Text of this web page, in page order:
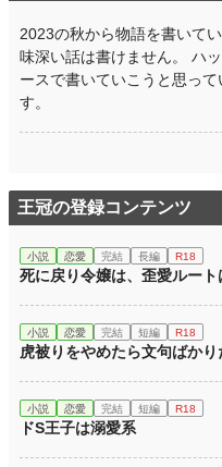
2023の秋から物語を書いて
味深い話は書けません。 ハ
ースで書いていこうと思っ
す。
王冠の登録コンテンツ
小説 恋愛 完結 長編 R18
死に戻り令嬢は、歪愛ルー
小説 恋愛 完結 短編 R18
虎被りをやめたら文句ばか
小説 恋愛 完結 短編 R18
ドS王子は溺愛系